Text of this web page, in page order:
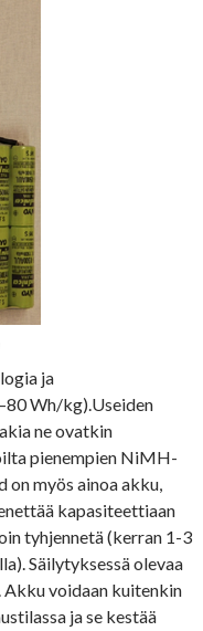
ja
Wh/kg).Useiden
ne ovatkin
pienempien NiMH-
on myös ainoa akku,
kapasiteettiaan
tyhjennetä (kerran 1-3
Säilytyksessä olevaa
Akku voidaan kuitenkin
ja se kestää